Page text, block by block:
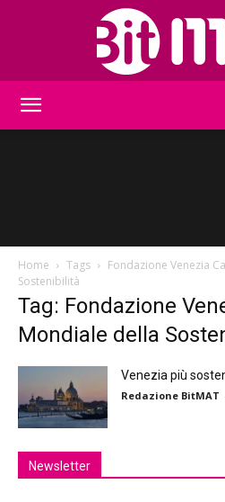
Home Tags
Fondazione Venezia
Sostenibilità
Tag: Fondazione
Mondiale della
Venezia più
Redazione BitMAT
Newsletter